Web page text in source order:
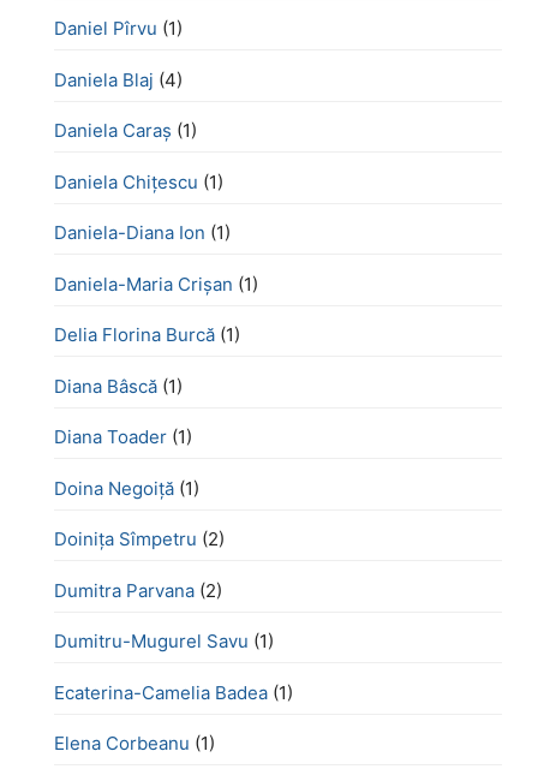
Daniel Pîrvu (1)
Daniela Blaj (4)
Daniela Caraș (1)
Daniela Chiţescu (1)
Daniela-Diana Ion (1)
Daniela-Maria Crișan (1)
Delia Florina Burcă (1)
Diana Bâscă (1)
Diana Toader (1)
Doina Negoiță (1)
Doinița Sîmpetru (2)
Dumitra Parvana (2)
Dumitru-Mugurel Savu (1)
Ecaterina-Camelia Badea (1)
Elena Corbeanu (1)